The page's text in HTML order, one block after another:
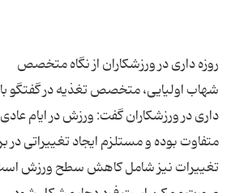
شهاب اولیایی، متخصص تغذیه در گفتگو
داری در ورزشکاران گفت: ورزش در ایام
متفاوت بوده و مستلزم ایجاد تغییراتی
تغییرات نیز شامل کاهش سطح ورزش